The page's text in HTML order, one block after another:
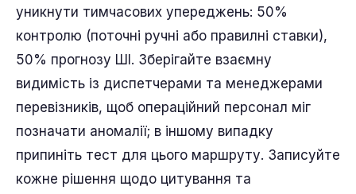
уникнути тимчасових упереджень: 50%
контролю (поточні ручні або правилні ставки),
50% прогнозу ШІ. Зберігайте взаємну
видимість із диспетчерами та менеджерами
перевізників, щоб операційний персонал міг
позначати аномалії; в іншому випадку
припиніть тест для цього маршруту. Записуйте
кожне рішення щодо цитування та